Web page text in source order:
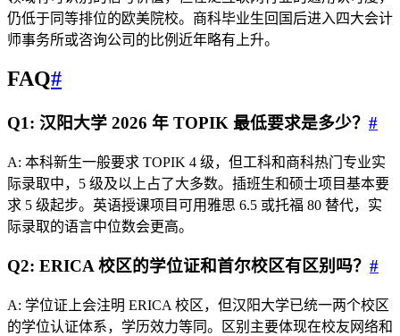
仍低于同等排位的欧美院校。商科毕业生回国后进入四大会计
师事务所或咨询公司的比例近年略有上升。
FAQ#
Q1: 汉阳大学 2026 年 TOPIK 最低要求是多少？ #
A: 本科新生一般要求 TOPIK 4 级，但工科和商科热门专业实
际录取中，5 级及以上占了大多数。插班生和硕士项目基本要
求 5 级起步。英语授课项目可用雅思 6.5 或托福 80 替代，实
际录取的语言中位数会更高。
Q2: ERICA 校区的学位证和首尔校区有区别吗？ #
A: 学位证上会注明 ERICA 校区，但汉阳大学已统一两个校区
的学位认证体系，学历效力等同。区别主要体现在校友网络和